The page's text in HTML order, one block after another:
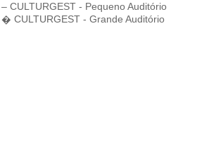
CULTURGEST - Pequeno Auditório
CULTURGEST - Grande Auditório